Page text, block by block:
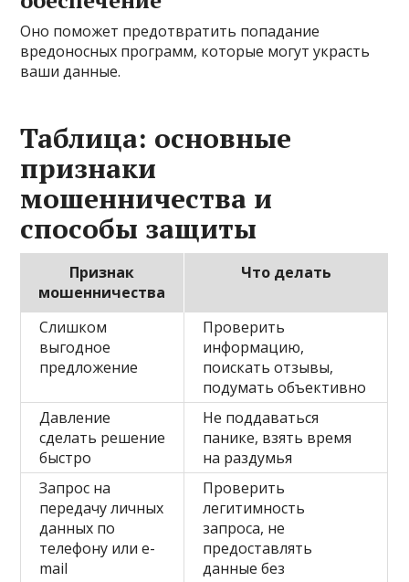
Оно поможет предотвратить попадание
вредоносных программ, которые могут украсть
ваши данные.
Таблица: основные
признаки
мошенничества и
способы защиты
Признак
мошенничества
Что делать
Слишком
выгодное
предложение
Проверить
информацию,
поискать отзывы,
подумать объективно
Давление
сделать решение
быстро
Не поддаваться
панике, взять время
на раздумья
Запрос на
передачу личных
данных по
телефону или e-
mail
Проверить
легитимность
запроса, не
предоставлять
данные без